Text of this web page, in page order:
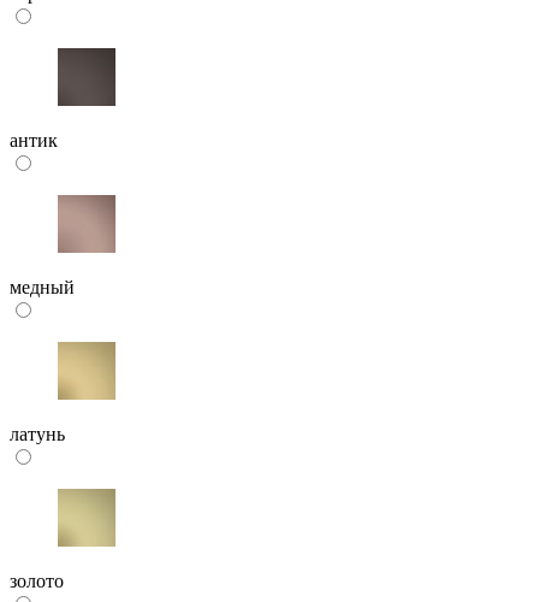
антик
медный
латунь
золото